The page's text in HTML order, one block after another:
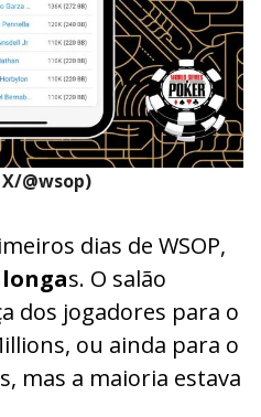
@wsop)
dias de WSOP,
s. O salão
dos jogadores para o
ou ainda para o
mas a maioria estava